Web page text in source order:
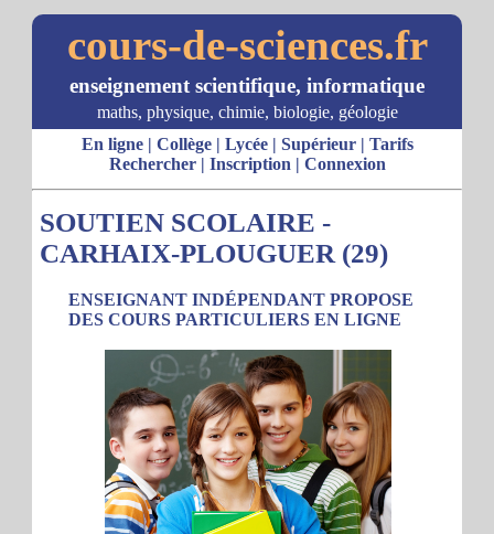
cours-de-sciences.fr
enseignement scientifique, informatique
maths, physique, chimie, biologie, géologie
En ligne| Collège| Lycée| Supérieur| Tarifs
Rechercher| Inscription | Connexion
SOUTIEN SCOLAIRE -
CARHAIX-PLOUGUER (29)
ENSEIGNANT INDÉPENDANT PROPOSE
DES COURS PARTICULIERS EN LIGNE